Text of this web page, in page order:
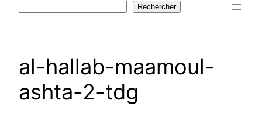
Rechercher
al-hallab-maamoul-
ashta-2-tdg